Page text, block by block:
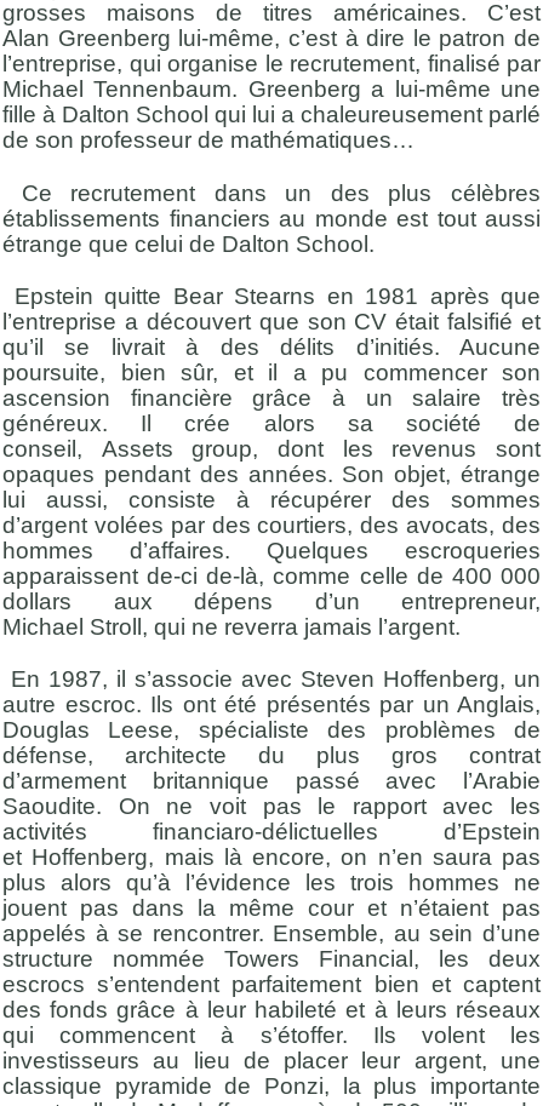
grosses maisons de titres américaines. C’est
Alan Greenberg lui-même, c’est à dire le patron de
l’entreprise, qui organise le recrutement, finalisé par
MichaelTennenbaum. Greenberg a lui-même une
fille à Dalton School qui lui a chaleureusement parlé
de son professeur de mathématiques…
Ce recrutement dans un des plus célèbres
établissements financiers au monde est tout aussi
étrange que celui de Dalton School.
Epstein quitte BearStearns en 1981 après que
l’entreprise a découvert que son CV était falsifié et
qu’il se livrait à des délits d’initiés. Aucune
poursuite, bien sûr, et il a pu commencer son
ascension financière grâce à un salaire très
généreux. Il crée alors sa société de
conseil, Assets
group, dont les revenus sont
opaques pendant des années. Son objet, étrange
lui aussi, consiste à récupérer des sommes
d’argent volées par des courtiers, des avocats, des
hommes d’affaires. Quelques escroqueries
apparaissentde-ci de-là, comme celle de 400000
dollars aux dépens d’un entrepreneur,
Michael Stroll , qui ne reverra jamais l’argent.
En 1987, il s’associe avec Steven Hoffenberg, un
autre escroc. Ils ont été présentés par un Anglais,
Douglas Leese, spécialiste des problèmes de
défense, architecte du plus gros contrat
d’armement britannique passé avec l’Arabie
Saoudite. On ne voit pas le rapport avec les
activités financiaro-délictuelles d’Epstein
et Hoffenberg, mais là encore, on n’en saura pas
plus alors qu’à l’évidence les trois hommes ne
jouent pas dans la même cour et n’étaient pas
appelés à se rencontrer. Ensemble, au sein d’une
structure nommée Towers Financial, les deux
escrocs s’entendent parfaitement bien et captent
des fonds grâce à leur habileté et à leurs réseaux
qui commencent à s’étoffer. Ils volent les
investisseurs au lieu de placer leur argent, une
classique pyramide de Ponzi, la plus importante